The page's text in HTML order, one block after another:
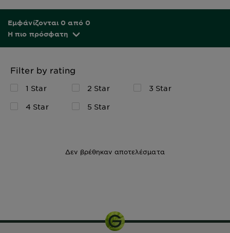
Εμφάνίζονται 0 από 0
Η πιο πρόσφατη
Filter by rating
1 Star 2 Star
3 Star
4 Star
5 Star
Δεν βρέθηκαν αποτελέσματα